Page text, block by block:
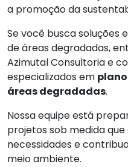
a promoção da
Se você busca soluções
de áreas degradadas,
Azimutal Consultoria e
especializados em
áreas degradadas.
Nossa equipe está
projetos sob medida
necessidades e
meio ambiente.